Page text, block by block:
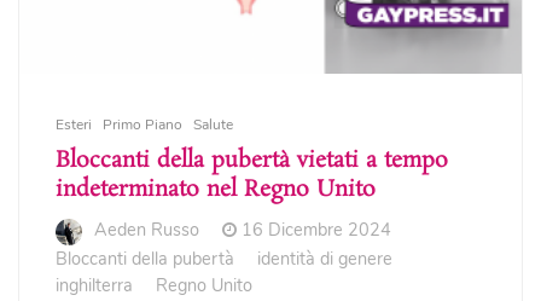
Esteri Primo Piano Salute
Bloccanti della pubertà vietati a tempo
indeterminato nel Regno Unito
Aeden Russo
16 Dicembre 2024
Bloccanti della pubertà
identità di genere
inghilterra
Regno Unito